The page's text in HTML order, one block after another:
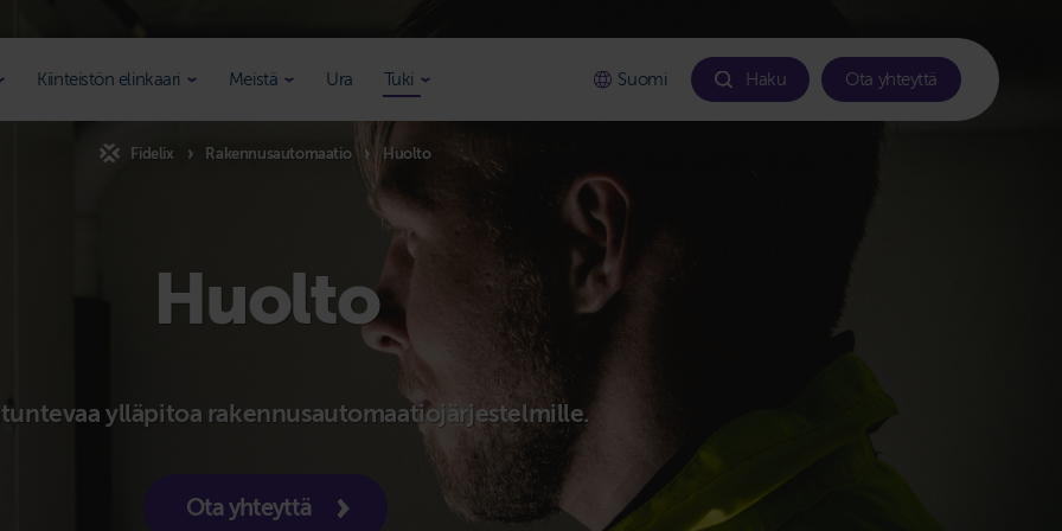
Kiinteistön elinkaari Meistä Ura Tuki Suomi Haku Ota yhteyttä
Fidelix Rakennusautomaatio Huolto
Huolto
ylläpitoa rakennus­automaatiojärjestelmille.
Ota yhteyttä